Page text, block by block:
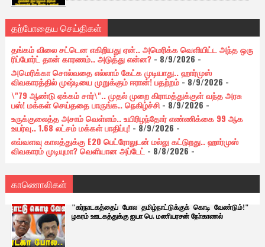
தற்போதைய செய்திகள்
தங்கம் விலை சட்டென எகிறியது ஏன்.. அமெரிக்க வெளியிட்ட அந்த ஒரு
ரிப்போர்ட் தான் காரணம்.. அடுத்து என்ன?- 8/9/2026 -
அமெரிக்கா சொல்வதை எல்லாம் கேட்க முடியாது.. ஹார்முஸ்
விவகாரத்தில் முஷ்டியை முறுக்கும் ஈரான்! பதற்றம்- 8/9/2026 -
\"79 ஆண்டு ஏக்கம் சார்\".. முதல் முறை கிராமத்துக்குள் வந்த அரசு
பஸ்! மக்கள் செய்ததை பாருங்க.. நெகிழ்ச்சி- 8/9/2026 -
உருக்குலைத்த அசாம் வெள்ளம்.. உயிரிழந்தோர் எண்ணிக்கை 99 ஆக
உயர்வு.. 1.68 லட்சம் மக்கள் பாதிப்பு!- 8/9/2026 -
எவ்வளவு காலத்துக்கு E20 பெட்ரோலுடன் மல்லு கட்டுறது.. ஹார்முஸ்
விவகாரம் முடியுமா? வெளியான அப்டேட் - 8/8/2026-
காணொலிகள்
"கர்நாடகத்தைப் போல தமிழ்நாட்டுக்குக் கொடி வேண்டும்!"
ழகரம் ஊடகத்துக்கு ஐயா பெ. மணியரசன் நோ்காணல்